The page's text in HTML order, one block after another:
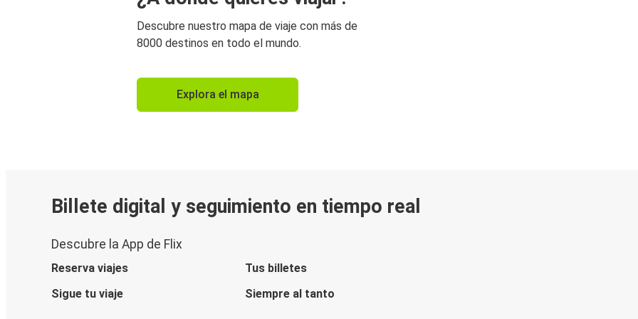
Descubre nuestro mapa de viaje con más de
8000 destinos en todo el mundo.
Explora el mapa
Billete digital y seguimiento en tiempo real
Descubre la App de Flix
Reserva viajes
Tus billetes
Sigue tu viaje
Siempre al tanto